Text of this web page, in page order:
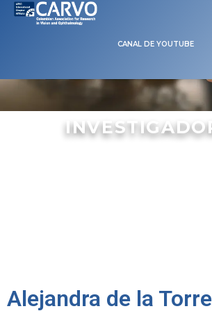
CANAL DE YOUTUBE
Alejandra de la